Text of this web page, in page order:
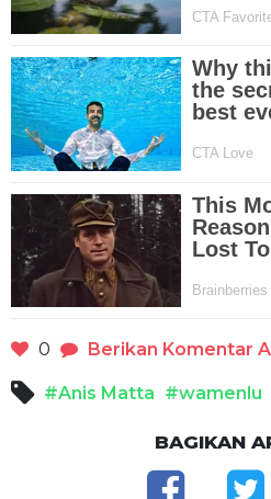
0 Berikan Komentar
#Anis Matta #wamenlu
BAGIKAN